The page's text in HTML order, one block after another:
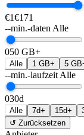
€1€171
--min.-daten Alle
050 GB+
Alle 1 GB+ 5
--min.-laufzeit Alle
030d
Alle 7d+ 15d+
↺ Zurücksetzen